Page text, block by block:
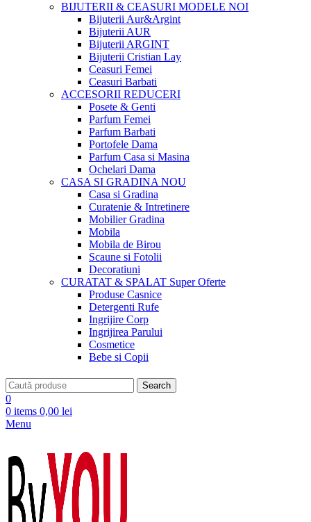
BIJUTERII & CEASURI MODELE NOI
Bijuterii Aur&Argint
Bijuterii AUR
Bijuterii ARGINT
Bijuterii Cristian Lay
Ceasuri Femei
Ceasuri Barbati
ACCESORII REDUCERI
Posete & Genti
Parfum Femei
Parfum Barbati
Portofele Dama
Parfum Casa si Masina
Ochelari Dama
CASA SI GRADINANOU
Casa si Gradina
Curatenie & Intretinere
Mobilier Gradina
Mobila
Mobila de Birou
Scaune si Fotolii
Decoratiuni
CURATAT & SPALAT Super Oferte
Produse Casnice
Detergenti Rufe
Ingrijire Corp
Ingrijirea Parului
Cosmetice
Bebe si Copii
Search
0
0 items 0,00 lei
Menu